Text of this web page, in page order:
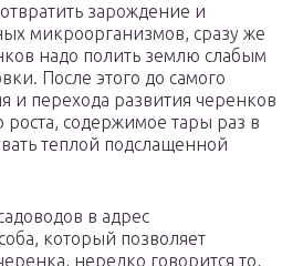
зарождение и
микроорганизмов, сразу же
надо полить землю слабым
После этого до самого
и перехода развития черенков
роста, содержимое тары раз в
теплой подслащенной
в адрес
который позволяет
нередко говорится то,